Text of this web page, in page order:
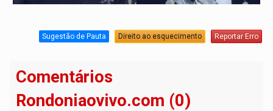
Sugestão de Pauta Direito ao esquecimento Reportar Erro
Comentários
Rondoniaovivo.com (0)